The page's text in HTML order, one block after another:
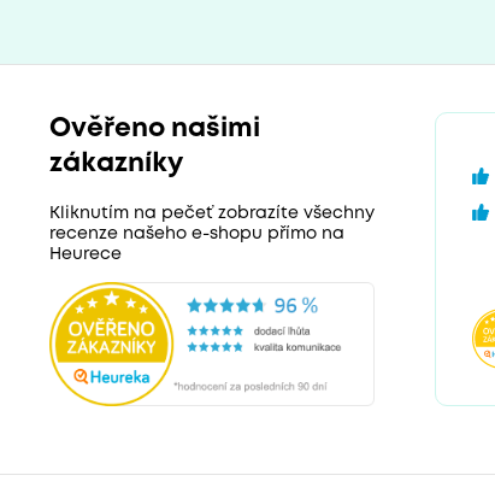
Ověřeno našimi
zákazníky
Kliknutím na pečeť zobrazíte všechny
recenze našeho e-shopu přímo na
Heurece